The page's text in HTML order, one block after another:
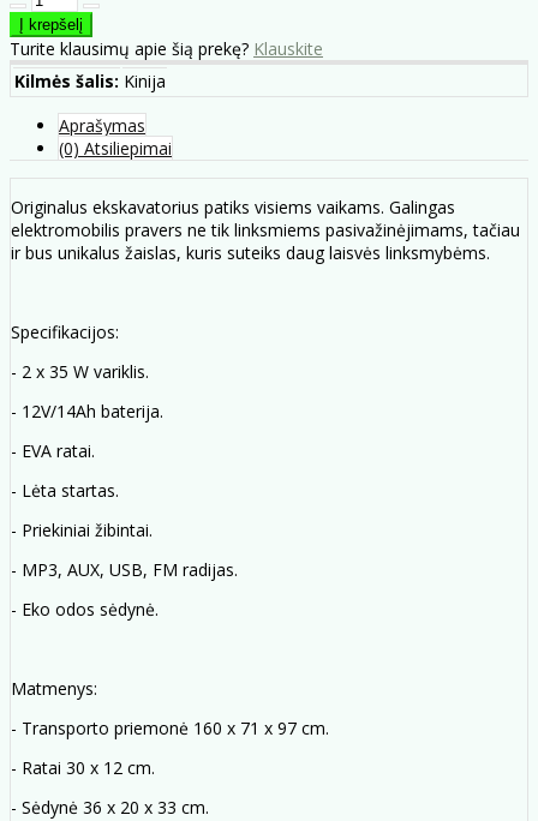
Turite klausimų apie šią prekę? Klauskite
Kilmės šalis: Kinija
Aprašymas
(0) Atsiliepimai
Originalus ekskavatorius patiks visiems vaikams. Galingas
elektromobilis pravers ne tik linksmiems pasivažinėjimams, tačiau
ir bus unikalus žaislas, kuris suteiks daug laisvės linksmybėms.
Specifikacijos:
- 2 x 35 W variklis.
- 12V/14Ah baterija.
- EVA ratai.
- Lėta startas.
- Priekiniai žibintai.
- MP3, AUX, USB, FM radijas.
- Eko odos sėdynė.
Matmenys:
- Transporto priemonė 160 x 71 x 97 cm.
- Ratai 30 x 12 cm.
- Sėdynė 36 x 20 x 33 cm.